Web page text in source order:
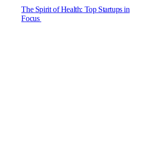
The Spirit of Health: Top Startups in
Focus